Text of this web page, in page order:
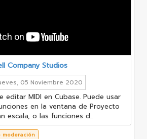
Company Studios
05 Noviembre 2020
editar MIDI en Cubase. Puede usar
en la ventana de Proyecto
escala, o las funciones d...